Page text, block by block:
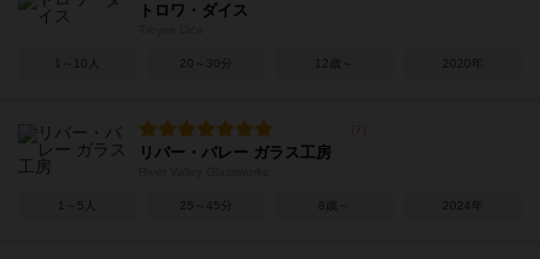
トロワ・ダイス
1～10人 20～30分 12歳～ 2020年
リバー・バレー ガラス工房
1～5人 25～45分 8歳～ 2024年